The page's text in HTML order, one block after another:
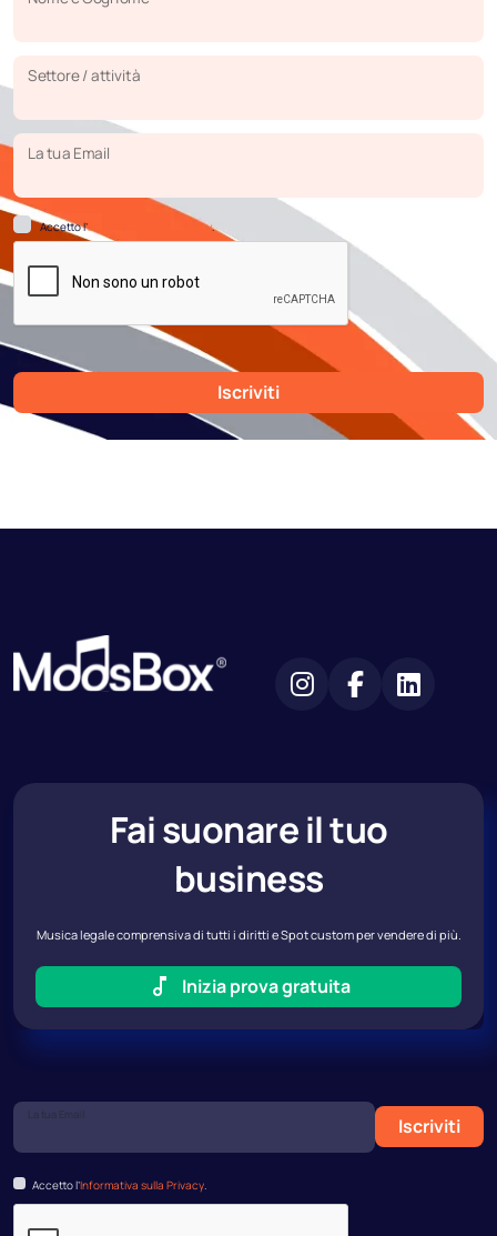
Settore / attività
La tua Email
Accetto l’Informativa sulla Privacy.
Iscriviti
Fai suonare il tuo
business
Musica legale comprensiva di tutti i diritti e Spot custom per vendere di più.
Inizia prova gratuita
La tua Email
Iscriviti
Accetto l’Informativa sulla Privacy.